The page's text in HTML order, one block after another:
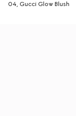
04, Gucci Glow Blush